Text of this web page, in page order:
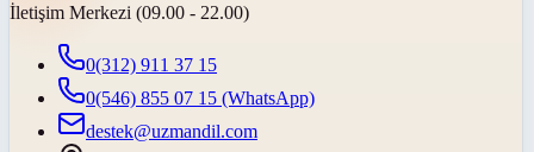
İletişim Merkezi (09.00 - 22.00)
0(312) 911 37 15
0(546) 855 07 15 (WhatsApp)
destek@uzmandil.com